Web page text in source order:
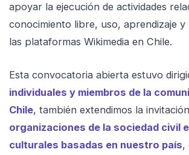
apoyar la ejecución de actividades
conocimiento libre, uso, aprendizaje
las plataformas Wikimedia en Chile.
Esta convocatoria abierta estuvo
individuales y miembros de la
Chile, también extendimos la
organizaciones de la sociedad civil
culturales basadas en nuestro país,